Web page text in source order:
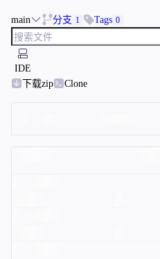
main 分支 1 Tags 0
IDE
下载zip
Clone